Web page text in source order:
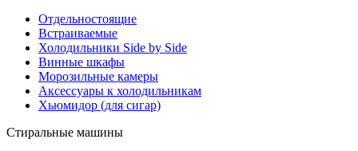
Отдельностоящие
Встраиваемые
Холодильники Side by Side
Винные шкафы
Морозильные камеры
Аксессуары к холодильникам
Хьюмидор (для сигар)
Стиральные машины